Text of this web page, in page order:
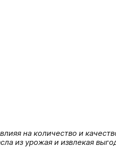
на количество и
из урожая и извлекая